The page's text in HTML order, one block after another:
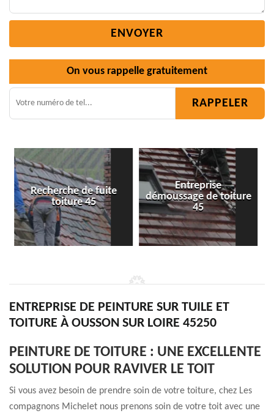
On vous rappelle gratuitement
Entreprise
démoussage de toiture
45
Isolation toiture 45
ENTREPRISE DE PEINTURE SUR TUILE ET
TOITURE À OUSSON SUR LOIRE 45250
PEINTURE DE TOITURE : UNE EXCELLENTE
SOLUTION POUR RAVIVER LE TOIT
Si vous avez besoin de prendre soin de votre toiture, chez Les
compagnons Michelet nous prenons soin de votre toit avec une